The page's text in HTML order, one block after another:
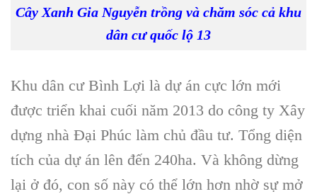
Cây Xanh Gia Nguyễn trồng và chăm sóc cả khu
dân cư quốc lộ 13
Khu dân cư Bình Lợi là dự án cực lớn mới
được triển khai cuối năm 2013 do công ty Xây
dựng nhà Đại Phúc làm chủ đầu tư. Tổng diện
tích của dự án lên đến 240ha. Và không dừng
lại ở đó, con số này có thể lớn hơn nhờ sự mở